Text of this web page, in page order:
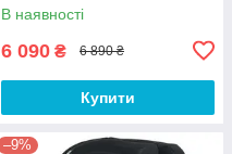
В наявності
6 090 ₴ 6 890 ₴
Купити
–9%